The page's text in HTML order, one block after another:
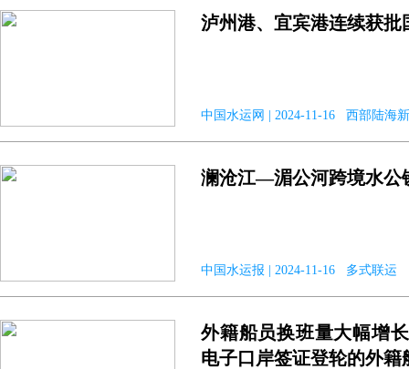
泸州港、宜宾港连续获
中国水运网 | 2024-11-16 西部陆海
澜沧江—湄公河跨境水公
中国水运报 | 2024-11-16 多式联运
外籍船员换班量大幅增
电子口岸签证登轮的外籍